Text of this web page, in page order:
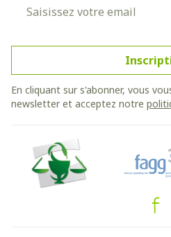
En cliquant sur s'abonner, vous
newsletter et acceptez notre